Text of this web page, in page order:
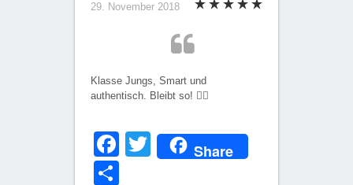
29. November 2018
Klasse Jungs, Smart und
authentisch. Bleibt so! 👍🏼
Facebook
Twitter
Share